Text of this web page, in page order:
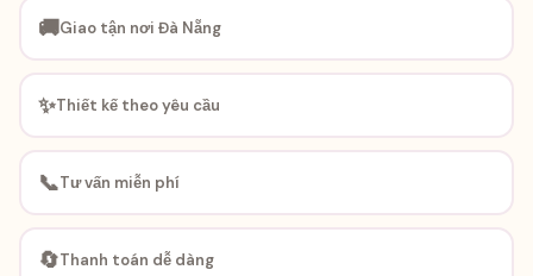
🚚Giao tận nơi Đà Nẵng
✨Thiết kế theo yêu cầu
📞Tư vấn miễn phí
🔄Thanh toán dễ dàng